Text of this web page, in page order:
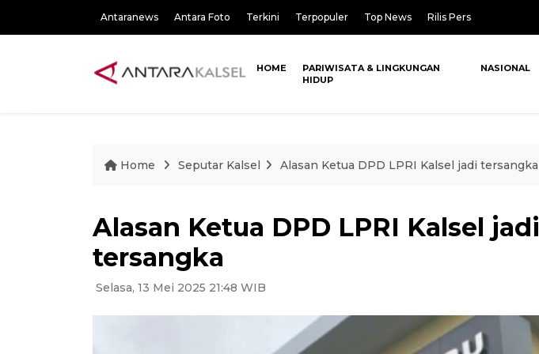
Antaranews Antara Foto Terkini Terpopuler Top News Rilis Pers
HOME
PARIWISATA & LINGKUNGAN
HIDUP
NASIONAL
Home Seputar Kalsel Alasan Ketua DPD LPRI Kalsel jadi tersangka
Alasan Ketua DPD LPRI Kalsel jadi
tersangka
Selasa, 13 Mei 2025 21:48 WIB